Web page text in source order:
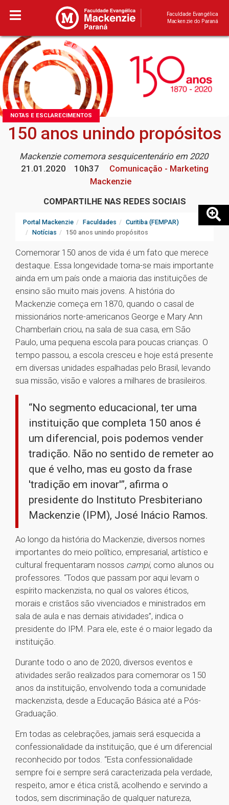
Faculdade Evangélica
Mackenzie do Paraná
NOTAS E ESCLARECIMENTOS
150 anos unindo propósitos
Mackenzie comemora sesquicentenário em 2020
21.01.2020
10h37
Comunicação - Marketing
Mackenzie
COMPARTILHE NAS REDES SOCIAIS
Portal Mackenzie Faculdades
Curitiba (FEMPAR)
Notícias
150 anos unindo propósitos
Comemorar 150 anos de vida é um fato que merece
destaque. Essa longevidade torna-se mais importante
ainda em um país onde a maioria das instituições de
ensino são muito mais jovens. A história do
Mackenzie começa em 1870, quando o casal de
missionários norte-americanos George e Mary Ann
Chamberlain criou, na sala de sua casa, em São
Paulo, uma pequena escola para poucas crianças. O
tempo passou, a escola cresceu e hoje está presente
em diversas unidades espalhadas pelo Brasil, levando
sua missão, visão e valores a milhares de brasileiros.
“No segmento educacional, ter uma
instituição que completa 150 anos é
um diferencial, pois podemos vender
tradição. Não no sentido de remeter ao
que é velho, mas eu gosto da frase
'tradição em inovar'”, afirma o
presidente do Instituto Presbiteriano
Mackenzie (IPM), José Inácio Ramos.
Ao longo da história do Mackenzie, diversos nomes
importantes do meio político, empresarial, artístico e
cultural frequentaram nossos campi, como alunos ou
professores. “Todos que passam por aqui levam o
espírito mackenzista, no qual os valores éticos,
morais e cristãos são vivenciados e ministrados em
sala de aula e nas demais atividades”, indica o
presidente do IPM. Para ele, este é o maior legado da
instituição.
Durante todo o ano de 2020, diversos eventos e
atividades serão realizados para comemorar os 150
anos da instituição, envolvendo toda a comunidade
mackenzista, desde a Educação Básica até a Pós-
Graduação.
Em todas as celebrações, jamais será esquecida a
confessionalidade da instituição, que é um diferencial
reconhecido por todos. “Esta confessionalidade
sempre foi e sempre será caracterizada pela verdade,
respeito, amor e ética cristã, acolhendo e servindo a
todos, sem discriminação de qualquer natureza,